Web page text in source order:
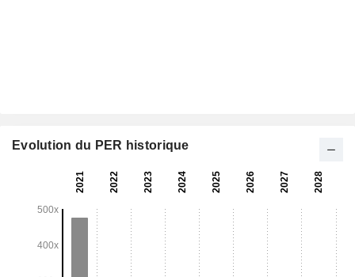
Evolution du PER historique